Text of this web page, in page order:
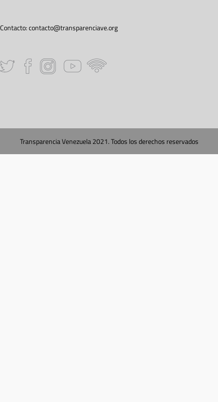
Contacto:contacto@transparenciave.org
Transparencia Venezuela 2021. Todos los derechos reservados